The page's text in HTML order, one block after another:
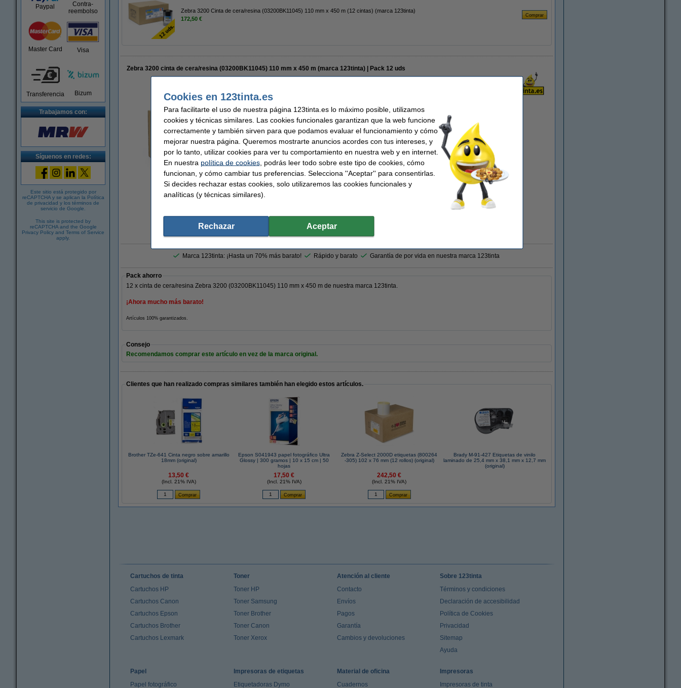
Paypal
Contra-
reembolso
Master Card Visa
Transferencia Bizum
Trabajamos con:
Síguenos en redes:
Este sitio está protegido por
reCAPTCHA y se aplican la Política
de privacidad y los términos de
servicio de Google
This site is protected by
reCAPTCHA and the Google
Privacy Policy and Terms of Service
apply.
Zebra 3200 Cinta de cera/resina (03200BK11045) 110 mm x 450 m (12 cintas) (marca 123tinta)
172,50 €
Zebra 3200 cinta de cera/resina (03200BK11045) 110 mm x 450 m (marca 123tinta) | Pack 12 uds
Ampliar
171,49 € Excl. 21% IVA
En almacén externo
Comprar
Marca 123tinta: ¡Hasta un 70% más barato! Rápido y barato Garantía de por vida en nuestra marca 123tinta
Pack ahorro
12 x cinta de cera/resina Zebra 3200 (03200BK11045) 110 mm x 450 m de nuestra marca 123tinta.
¡Ahora mucho más barato!
Artículos 100% garantizados.
Consejo
Recomendamos comprar este artículo en vez de la marca original.
Clientes que han realizado compras similares también han elegido estos artículos.
Brother TZe-641 Cinta negro sobre amarillo
18mm (original)
13,50 €
(Incl. 21% IVA)
Epson S041943 papel fotográfico Ultra
Glossy | 300 gramos | 10 x 15 cm | 50
hojas
17,50 €
(Incl. 21% IVA)
Zebra Z-Select 2000D etiquetas (800264
-305) 102 x 76 mm (12 rollos) (original)
242,50 €
(Incl. 21% IVA)
Brady M-91-427 Etiquetas de vinilo
laminado de 25,4 mm x 38,1 mm x 12,7 mm
(original)
Cartuchos de tinta
Cartuchos HP
Cartuchos Canon
Cartuchos Epson
Cartuchos Brother
Cartuchos Lexmark
Toner
Toner HP
Toner Samsung
Toner Brother
Toner Canon
Toner Xerox
Atención al cliente
Contacto
Envíos
Pagos
Garantía
Cambios y devoluciones
Sobre 123tinta
Términos y condiciones
Declaración de accesibilidad
Política de Cookies
Privacidad
Sitemap
Ayuda
Papel
Papel fotográfico
Impresoras de etiquetas
Etiquetadoras Dymo
Material de oficina
Cuadernos
Impresoras
Impresoras de tinta
Cookies en 123tinta.es
Para facilitarte el uso de nuestra página 123tinta.es lo máximo posible, utilizamos
cookies y técnicas similares. Las cookies funcionales garantizan que la web funcione
correctamente y también sirven para que podamos evaluar el funcionamiento y cómo
mejorar nuestra página. Queremos mostrarte anuncios acordes con tus intereses, y
por lo tanto, utilizar cookies para ver tu comportamiento en nuestra web y en internet.
En nuestra política de cookies, podrás leer todo sobre este tipo de cookies, cómo
funcionan, y cómo cambiar tus preferencias. Selecciona ''Aceptar'' para consentirlas.
Si decides rechazar estas cookies, solo utilizaremos las cookies funcionales y
analíticas (y técnicas similares).
Rechazar Aceptar